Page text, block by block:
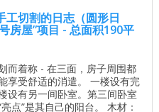
工切割的日志（圆形日
房屋”项目 - 总面积190平
而着称 - 在三面，房子周围都
享受舒适的消遣。 一楼设有完
设有另一间卧室。第三间卧室
点”是其自己的阳台。 木材：